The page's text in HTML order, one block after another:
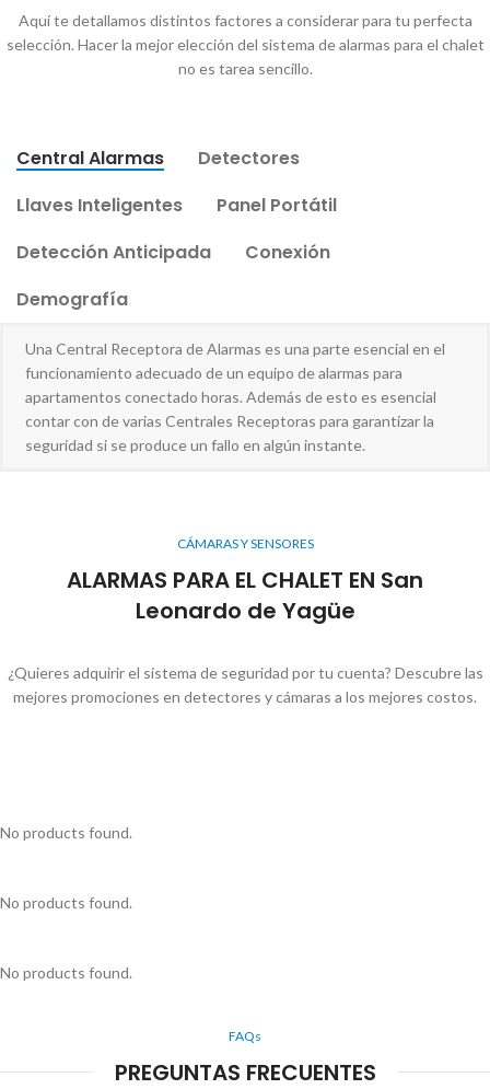
Aquí te detallamos distintos factores a considerar para tu perfecta
selección. Hacer la mejor elección del sistema de alarmas para el chalet
no es tarea sencillo.
Central Alarmas
Detectores
Llaves Inteligentes
Panel Portátil
Detección Anticipada
Conexión
Demografía
Una Central Receptora de Alarmas es una parte esencial en el
funcionamiento adecuado de un equipo de alarmas para
apartamentos conectado horas. Además de esto es esencial
contar con de varias Centrales Receptoras para garantizar la
seguridad si se produce un fallo en algún instante.
CÁMARAS Y SENSORES
ALARMAS PARA EL CHALET EN San
Leonardo de Yagüe
¿Quieres adquirir el sistema de seguridad por tu cuenta? Descubre las
mejores promociones en detectores y cámaras a los mejores costos.
No products found.
No products found.
No products found.
FAQs
PREGUNTAS FRECUENTES